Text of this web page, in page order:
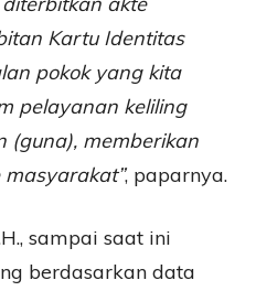
Kartu Identitas
pokok yang kita
pelayanan keliling
(guna), memberikan
, paparnya.
sampai saat ini
berdasarkan data